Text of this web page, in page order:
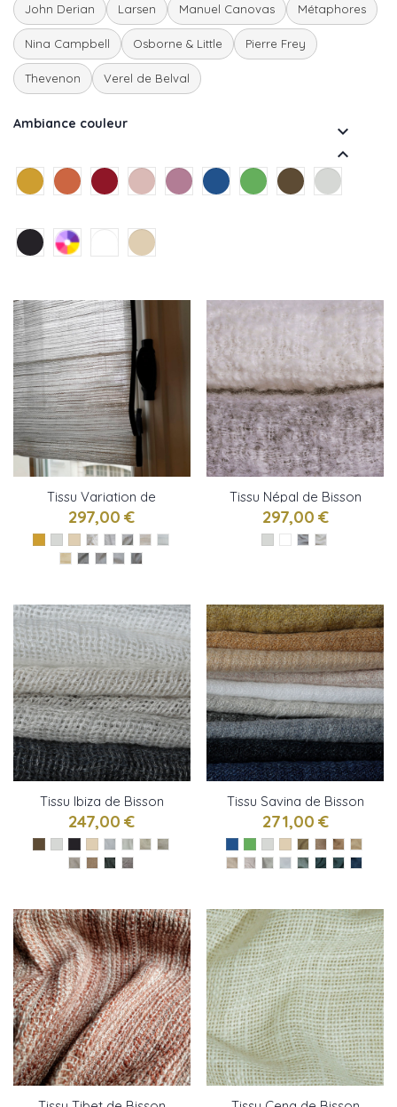
John Derian Larsen Manuel Canovas Métaphores
Nina Campbell Osborne & Little Pierre Frey
Thevenon Verel de Belval
Ambiance couleur


Tissu Variation de
Bisson Bruneel
297,00 €
Tissu Népal de Bisson
Bruneel
297,00 €
Tissu Ibiza de Bisson
Bruneel
247,00 €
Tissu Savina de Bisson
Bruneel
271,00 €